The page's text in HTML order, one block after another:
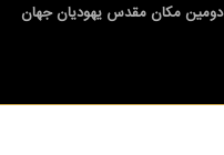
دومین مکان مقدس یهودیان جهان